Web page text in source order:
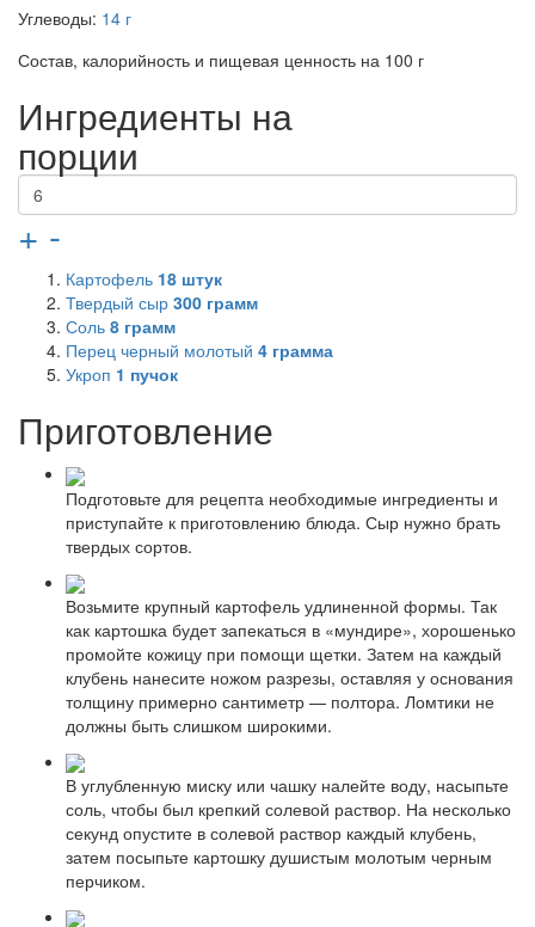
Углеводы: 14 г
Состав, калорийность и пищевая ценность на 100 г
Ингредиенты на
порции
+ -
Картофель 18 штук
Твердый сыр 300 грамм
Соль 8 грамм
Перец черный молотый 4 грамма
Укроп 1 пучок
Приготовление
Подготовьте для рецепта необходимые ингредиенты и
приступайте к приготовлению блюда. Сыр нужно брать
твердых сортов.
Возьмите крупный картофель удлиненной формы. Так
как картошка будет запекаться в «мундире», хорошенько
промойте кожицу при помощи щетки. Затем на каждый
клубень нанесите ножом разрезы, оставляя у основания
толщину примерно сантиметр — полтора. Ломтики не
должны быть слишком широкими.
В углубленную миску или чашку налейте воду, насыпьте
соль, чтобы был крепкий солевой раствор. На несколько
секунд опустите в солевой раствор каждый клубень,
затем посыпьте картошку душистым молотым черным
перчиком.